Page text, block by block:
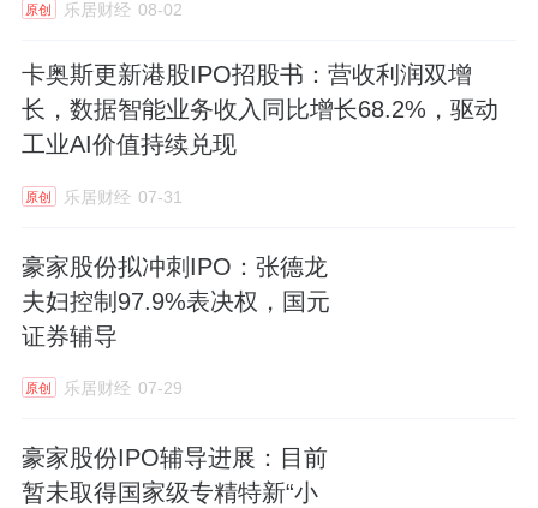
原创 乐居财经 08-02
卡奥斯更新港股IPO招股书：营收利润双增
长，数据智能业务收入同比增长68.2%，驱动
工业AI价值持续兑现
原创 乐居财经 07-31
豪家股份拟冲刺IPO：张德龙
夫妇控制97.9%表决权，国元
证券辅导
原创 乐居财经 07-29
豪家股份IPO辅导进展：目前
暂未取得国家级专精特新“小